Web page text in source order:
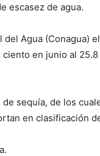
escasez de agua.
del Agua (Conagua)
en junio al
sequía, de los
en clasificación